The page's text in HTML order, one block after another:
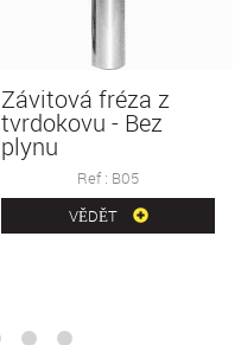
Ví?ivá fréza z
tvrdokovu se
stoupáním závitu -
pota?ená
Ref : B14
VĚDĚT